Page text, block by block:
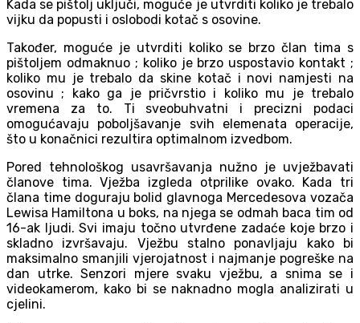
Kada se pištolj uključi, moguće je utvrditi koliko je trebalo
vijku da popusti i oslobodi kotač s osovine.
Također, moguće je utvrditi koliko se brzo član tima s
pištoljem odmaknuo ; koliko je brzo uspostavio kontakt ;
koliko mu je trebalo da skine kotač i novi namjesti na
osovinu ; kako ga je pričvrstio i koliko mu je trebalo
vremena za to. Ti sveobuhvatni i precizni podaci
omogućavaju poboljšavanje svih elemenata operacije,
što u konačnici rezultira optimalnom izvedbom.
Pored tehnološkog usavršavanja nužno je uvježbavati
članove tima. Vježba izgleda otprilike ovako. Kada tri
člana time doguraju bolid glavnoga Mercedesova vozača
Lewisa Hamiltona u boks, na njega se odmah baca tim od
16-ak ljudi. Svi imaju točno utvrđene zadaće koje brzo i
skladno izvršavaju. Vježbu stalno ponavljaju kako bi
maksimalno smanjili vjerojatnost i najmanje pogreške na
dan utrke. Senzori mjere svaku vježbu, a snima se i
videokamerom, kako bi se naknadno mogla analizirati u
cjelini.